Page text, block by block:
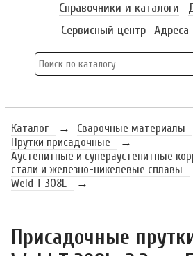
Справочники и каталоги
Сервисный центр
Каталог → Сварочные материалы
Прутки присадочные
→
Аустенитные и супераустенитные
стали и железно-никелевые сплавы
Weld T 308L
→
Присадочные